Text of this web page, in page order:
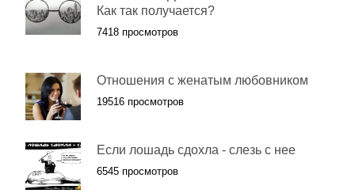
Как так получается?
7418 просмотров
Отношения с женатым любовником
19516 просмотров
Если лошадь сдохла - слезь с нее
6545 просмотров